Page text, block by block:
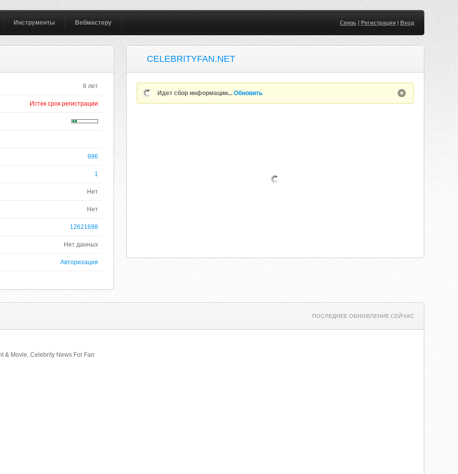
Инструменты Вебмастеру Связь| Регистрация| Вход
8 лет
Истек срок регистрации
996
1
Нет
Нет
12621698
Нет данных
Авторизация
CELEBRITYFAN.NET
Идет сбор информации...Обновить
ПОСЛЕДНЕЕ ОБНОВЛЕНИЕ СЕЙЧАС
& Movie, Celebrity News For Fan